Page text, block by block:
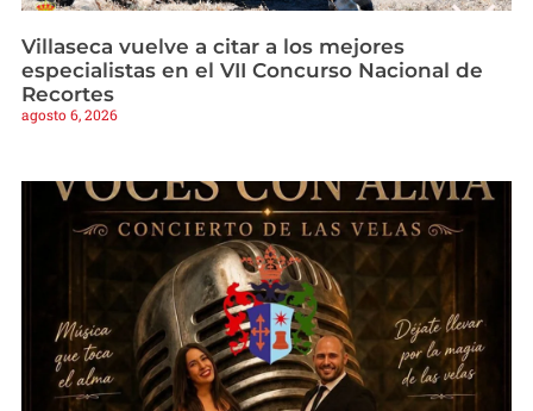
Villaseca vuelve a citar a los mejores
especialistas en el VII Concurso Nacional de
Recortes
agosto 6, 2026